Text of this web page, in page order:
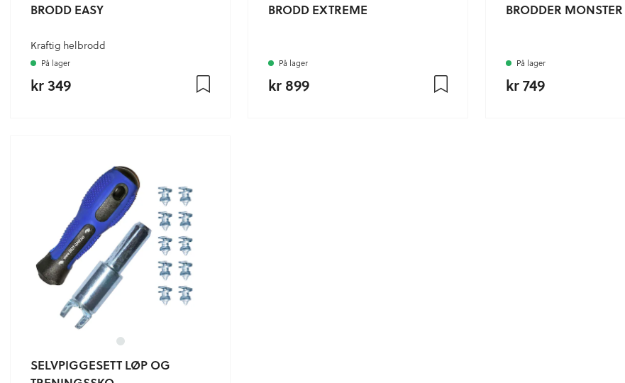
BRODD EASY
Kraftig helbrodd
På lager
kr 349
BRODD EXTREME
På lager
kr 899
BRODDER MONSTER
På lager
kr 749
SELVPIGGESETT LØP OG